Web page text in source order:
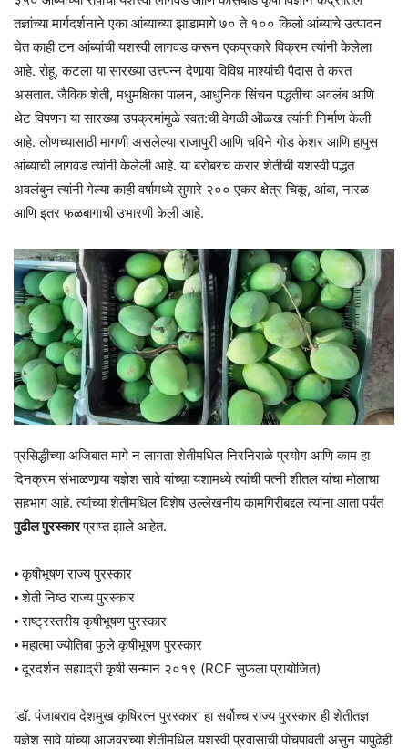
तज्ञांच्या मार्गदर्शनाने एका आंब्याच्या झाडामागे ७० ते १०० किलो आंब्याचे उत्पादन
घेत काही टन आंब्यांची यशस्वी लागवड करून एकप्रकारे विक्रम त्यांनी केलेला
आहे. रोहू, कटला या सारख्या उत्त्पन्न देणार्‍या विविध माश्यांची पैदास ते करत
असतात. जैविक शेती, मधुमक्षिका पालन, आधुनिक सिंचन पद्धतीचा अवलंब आणि
थेट विपणन या सारख्या उपक्रमांमुळे स्वत:ची वेगळी ऒळख त्यांनी निर्माण केली
आहे. लोणच्यासाठी मागणी असलेल्या राजापुरी आणि चविने गोड केशर आणि हापुस
आंब्याची लागवड त्यांनी केलेली आहे. या बरोबरच करार शेतीची यशस्वी पद्धत
अवलंबुन त्यांनी गेल्या काही वर्षामध्ये सुमारे २०० एकर क्षेत्र चिकू, आंबा, नारळ
आणि इतर फळबागाची उभारणी केली आहे.
प्रसिद्धीच्या अजिबात मागे न लागता शेतीमधिल निरनिराळे प्रयोग आणि काम हा
दिनक्रम संभाळणार्‍या यज्ञेश सावे यांच्य़ा यशामध्ये त्यांची पत्नी शीतल यांचा मोलाचा
सहभाग आहे. त्यांच्या शेतीमधिल विशेष उल्लेखनीय कामगिरीबद्दल त्यांना आता पर्यंत
पुढील पुरस्कारप्राप्त झाले आहेत.
⦁ कृषीभूषण राज्य पुरस्कार
⦁ शेती निष्ठ राज्य पुरस्कार
⦁ राष्ट्रस्तरीय कृषीभूषण पुरस्कार
⦁ महात्मा ज्योतिबा फुले कृषीभूषण पुरस्कार
⦁ दूरदर्शन सह्याद्री कृषी सन्मान २०१९ (RCF सुफला प्रायोजित)
‘डॉ. पंजाबराव देशमुख कृषिरत्न पुरस्कार’ हा सर्वोच्च राज्य पुरस्कार ही शेतीतज्ञ
यज्ञेश सावे यांच्या आजवरच्या शेतीमधिल यशस्वी प्रवासाची पोचपावती असुन यापुढेही